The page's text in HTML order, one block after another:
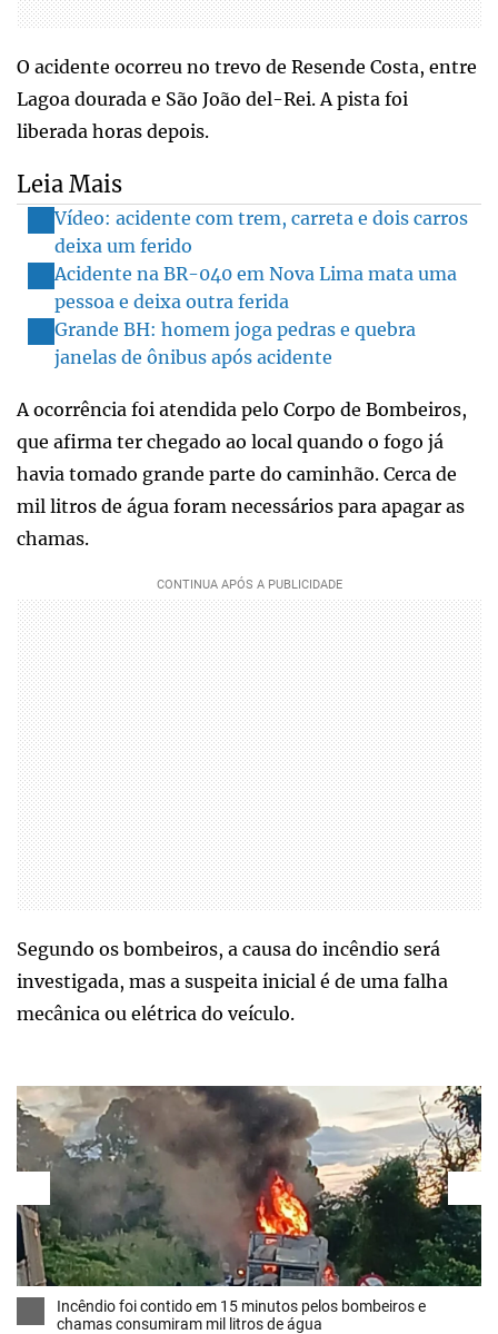
O acidente ocorreu no trevo de Resende Costa, entre
Lagoa dourada e São João del-Rei. A pista foi
liberada horas depois.
Leia Mais
Vídeo: acidente com trem, carreta e dois carros
deixa um ferido
Acidente na BR-040 em Nova Lima mata uma
pessoa e deixa outra ferida
Grande BH: homem joga pedras e quebra
janelas de ônibus após acidente
A ocorrência foi atendida pelo Corpo de Bombeiros,
que afirma ter chegado ao local quando o fogo já
havia tomado grande parte do caminhão. Cerca de
mil litros de água foram necessários para apagar as
chamas.
Segundo os bombeiros, a causa do incêndio será
investigada, mas a suspeita inicial é de uma falha
mecânica ou elétrica do veículo.
Incêndio foi contido em 15 minutos pelos bombeiros e
chamas consumiram mil litros de água